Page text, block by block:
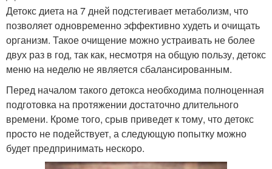
Детокс диета на 7 дней подстегивает метаболизм, что
позволяет одновременно эффективно худеть и очищать
организм. Такое очищение можно устраивать не более
двух раз в год, так как, несмотря на общую пользу, детокс
меню на неделю не является сбалансированным.
Перед началом такого детокса необходима полноценная
подготовка на протяжении достаточно длительного
времени. Кроме того, срыв приведет к тому, что детокс
просто не подействует, а следующую попытку можно
будет предпринимать нескоро.